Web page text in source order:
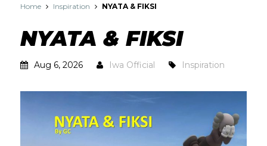
Home Inspiration NYATA & FIKSI
NYATA & FIKSI
Aug 6, 2026 Iwa Official Inspiration